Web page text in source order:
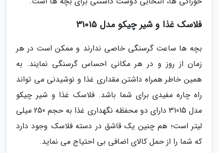
فلاسک غذا و شیر چیکو مدل 31015
بچه ها ساعت گرسنگی خاصی ندارند و ممکن است در هر
زمان از روز و در هر مکانی احساس گرسنگی نمایند. به
همین خاطر همراه داشتن مقداری غذا و نوشیدنی می تواند
راه چاره مفیدی برای شما باشد. فلاسک غذا و شیر چیکو
مدل 31015 دارای دو محفظه نگهداری غذا به حجم 250 میلی
لیتر است؛ هم چنین یک قاشق در دسته فلاسک وجود دارد
که شما را از حمل کالای اضافی بی احتیاج می نماید.